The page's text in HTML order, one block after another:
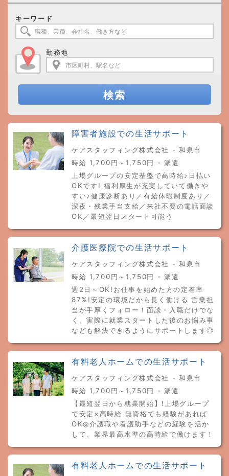
キーワード
勤務地
検索
障害者施設での生活サポート
ケアスタッフィング株式会社 - 和泉市
時給 1,700円～1,750円 - 派遣
上場グループの安定基盤で高時給♪日払い
OKです! 福利厚生が充実していて働きや
すい♪健康診断あり／有給休暇制度あり／
深夜・残業手当支給／来社不要の電話面談
OK／最短翌日スタート可能う
介護医療院での生活サポート
ケアスタッフィング株式会社 - 和泉市
時給 1,700円～1,750円 - 派遣
週2日～OK!お仕事を始めた方の定着率
87%!安定の環境だから長く働ける 営業担
当が手厚くフォロー！面談・入職だけでな
く、実際に就業スタートした後のお悩み事
なども解決できるようにサポートします◎
有料老人ホームでの生活サポート
ケアスタッフィング株式会社 - 和泉市
時給 1,700円～1,750円 - 派遣
【最短翌日から就業開始】!上場グループ
で安定×高時給 無資格でも経験があれば
OK◎介護職や看護助手などの経験を活か
して、業界最高水準の高時給で働けます！
有料老人ホームでの生活サポート